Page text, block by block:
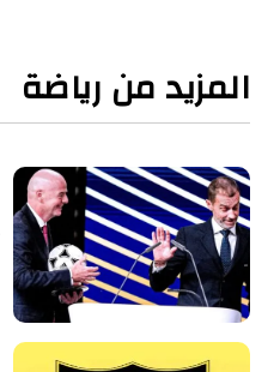
المزيد من رياضة